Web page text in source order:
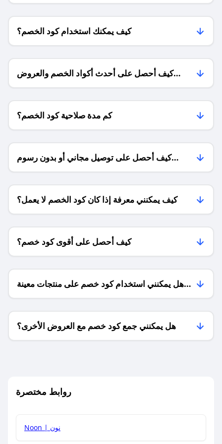
كيف يمكنك استخدام كود الخصم؟
كيف أحصل على أحدث أكواد الخصم والعروض
للمتاجر؟
كم مدة صلاحية كود الخصم؟
كيف أحصل على توصيل مجاني أو بدون رسوم
الشحن ؟
كيف يمكنني معرفة إذا كان كود الخصم لا يعمل؟
كيف أحصل على أقوى كود خصم؟
هل يمكنني استخدام كود خصم على منتجات معينة
فقط؟
هل يمكنني جمع كود خصم مع العروض الأخرى؟
روابط مختصرة
Noon | نون